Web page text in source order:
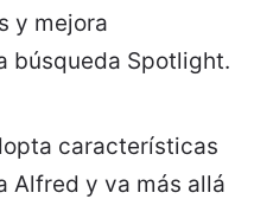
y mejora
búsqueda Spotlight.
características
Alfred y va más allá